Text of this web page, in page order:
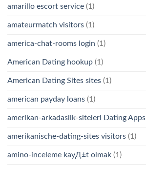
amarillo escort service (1)
amateurmatch visitors (1)
america-chat-rooms login (1)
American Dating hookup (1)
American Dating Sites sites (1)
american payday loans (1)
amerikan-arkadaslik-siteleri Dating Apps
amerikanische-dating-sites visitors (1)
amino-inceleme kayД±t olmak (1)